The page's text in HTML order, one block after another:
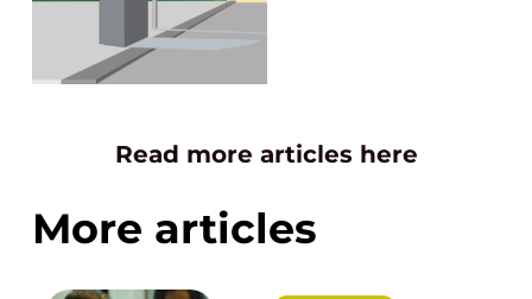
Read more articles here
More articles